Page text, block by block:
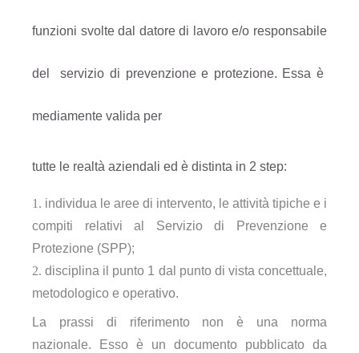
funzioni svolte dal datore di lavoro e/o responsabile
del servizio di prevenzione e protezione. Essa è
mediamente valida per
tutte le realtà aziendali ed è distinta in 2 step:
individua le aree di intervento, le attività tipiche e i
compiti relativi al Servizio di Prevenzione e
Protezione (SPP);
disciplina il punto 1 dal punto di vista concettuale,
metodologico e operativo.
La prassi di riferimento non è una norma
nazionale. Esso è un documento pubblicato da